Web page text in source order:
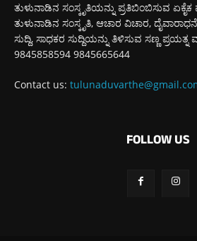
ತುಳುನಾಡಿನ ಸಂಸ್ಕೃತಿಯನ್ನು ಪ್ರತಿಬಿಂಬಿಸುವ ಏಕೈಕ
ತುಳುನಾಡಿನ ಸಂಸ್ಕೃತಿ, ಆಚಾರ ವಿಚಾರ,
ಸುದ್ದಿ, ಸಾಧಕರ ಸುದ್ದಿಯನ್ನು ತಿಳಿಸುವ ಸಣ್ಣ ಪ್ರಯತ್ನ
9845858594 9845665644
Contact us:
FOLLOW US